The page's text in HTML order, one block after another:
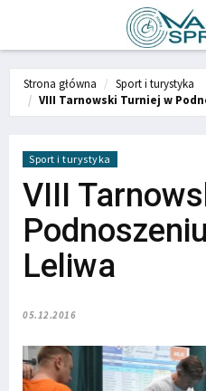
Strona główna
Sport i turystyka
VIII Tarnowski Turniej w
Sport i turystyka
VIII
Leliwa
05.12.2016